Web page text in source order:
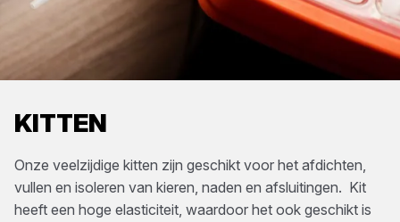
KITTEN
Onze veelzijdige kitten zijn geschikt voor het afdichten,
vullen en isoleren van kieren, naden en afsluitingen. Kit
heeft een hoge elasticiteit, waardoor het ook geschikt is